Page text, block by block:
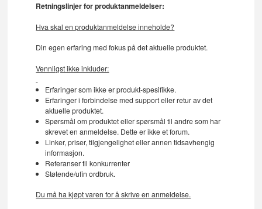
Retningslinjer for produktanmeldelser:
Hva skal en produktanmeldelse inneholde?
Din egen erfaring med fokus på det aktuelle produktet.
Vennligst ikke inkluder:
Erfaringer som ikke er produkt-spesifikke.
Erfaringer i forbindelse med support eller retur av det
aktuelle produktet.
Spørsmål om produktet eller spørsmål til andre som har
skrevet en anmeldelse. Dette er ikke et forum.
Linker, priser, tilgjengelighet eller annen tidsavhengig
informasjon.
Referanser til konkurrenter
Støtende/ufin ordbruk.
Du må ha kjøpt varen for å skrive en anmeldelse.